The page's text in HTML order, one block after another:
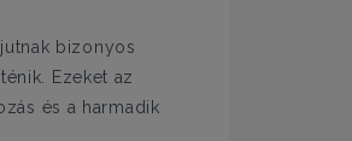
bizonyos
Ezeket az
és a harmadik